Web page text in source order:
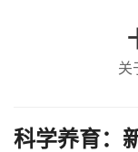
关
科学养育：